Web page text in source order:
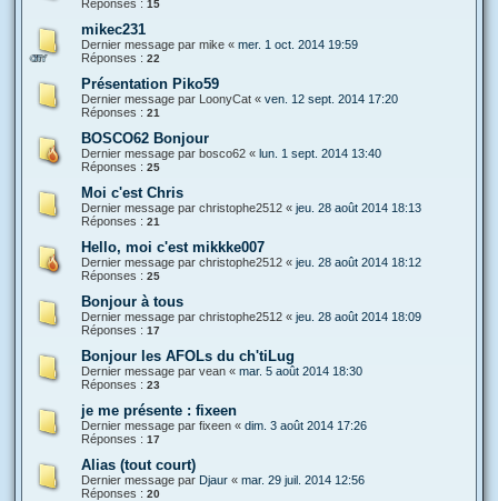
Réponses : 15
mikec231
Dernier message par mike « mer. 1 oct. 2014 19:59
Réponses : 22
Présentation Piko59
Dernier message par LoonyCat « ven. 12 sept. 2014 17:20
Réponses : 21
BOSCO62 Bonjour
Dernier message par bosco62 « lun. 1 sept. 2014 13:40
Réponses : 25
Moi c'est Chris
Dernier message par christophe2512 « jeu. 28 août 2014 18:13
Réponses : 21
Hello, moi c'est mikkke007
Dernier message par christophe2512 « jeu. 28 août 2014 18:12
Réponses : 25
Bonjour à tous
Dernier message par christophe2512 « jeu. 28 août 2014 18:09
Réponses : 17
Bonjour les AFOLs du ch'tiLug
Dernier message par vean « mar. 5 août 2014 18:30
Réponses : 23
je me présente : fixeen
Dernier message par fixeen « dim. 3 août 2014 17:26
Réponses : 17
Alias (tout court)
Dernier message par Djaur « mar. 29 juil. 2014 12:56
Réponses : 20